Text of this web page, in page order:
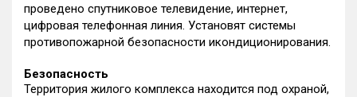
проведено спутниковое телевидение, интернет,
цифровая телефонная линия. Установят системы
противопожарной безопасности икондиционирования.
Безопасность
Территория жилого комплекса находится под охраной,